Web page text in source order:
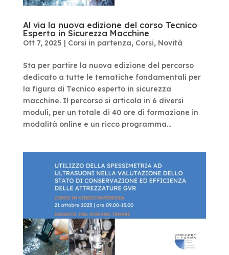
Al via la nuova edizione del corso Tecnico
Esperto in Sicurezza Macchine
Ott 7, 2025 | Corsi in partenza, Corsi, Novità
Sta per partire la nuova edizione del percorso
dedicato a tutte le tematiche fondamentali per
la figura di Tecnico esperto in sicurezza
macchine. Il percorso si articola in 6 diversi
moduli, per un totale di 40 ore di formazione in
modalità online e un ricco programma...